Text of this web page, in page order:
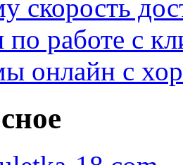
скорость
работе с
онлайн с